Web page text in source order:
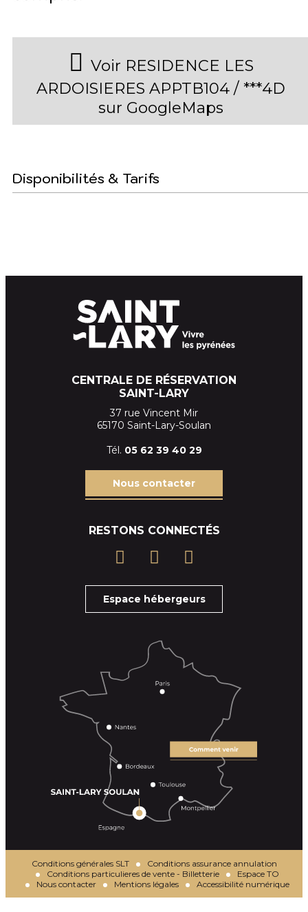
Voir RESIDENCE LES
ARDOISIERES APPTB104 / ***4D
sur GoogleMaps
Disponibilités & Tarifs
CENTRALE DE RÉSERVATION
SAINT-LARY
37 rue Vincent Mir
65170 Saint-Lary-Soulan
Tél. 05 62 39 40 29
Nous contacter
RESTONS CONNECTÉS
Espace hébergeurs
Conditions générales SLT
Conditions assurance annulation
Conditions particulieres de vente - Billetterie
Espace TO
Nous contacter
Mentions légales Accessibilité numérique